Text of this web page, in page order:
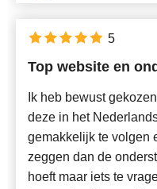
Top website en
Ik heb bewust
deze in het
gemakkelijk te volgen
zeggen dan de
hoeft maar iets te
5